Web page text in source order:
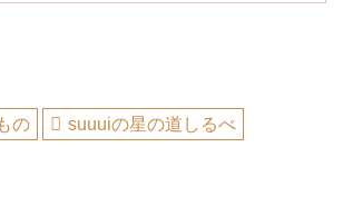
の suuuiの星の道しるべ